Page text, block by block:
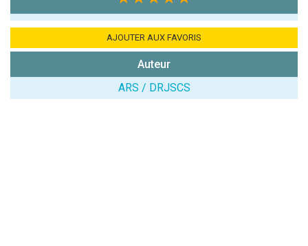
(En cliquant sur 'Valider', j'accepte que mon avis
AJOUTER AUX FAVORIS
Auteur
ARS / DRJSCS